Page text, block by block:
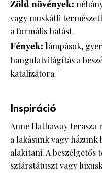
Zöld növények:
vagy muskátli
a formális hatást.
Fények: lámpások,
hangulatvilágítás a
katalizátora.
Inspiráció
Anne Hathawayterasza
a lakásunk vagy
alakítani. A beszélgetős
sztárstátuszt vagy